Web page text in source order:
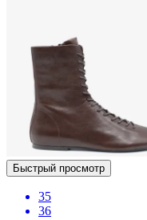
Быстрый просмотр
35
36